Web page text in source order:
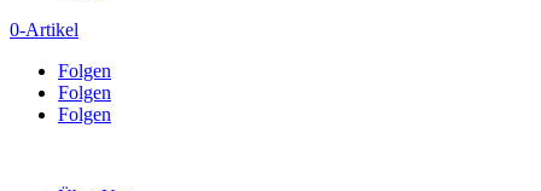
0-Artikel
Folgen
Folgen
Folgen